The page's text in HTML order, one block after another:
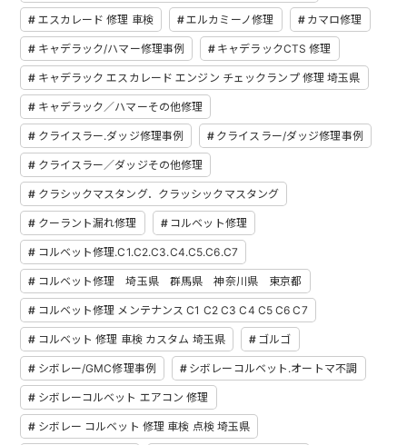
エスカレード 修理 車検 エルカミーノ修理 カマロ修理
キャデラック/ハマー修理事例 キャデラックCTS 修理
キャデラック エスカレード エンジン チェックランプ 修理 埼玉県
キャデラック／ハマーその他修理
クライスラー.ダッジ修理事例 クライスラー/ダッジ修理事例
クライスラー／ダッジその他修理
クラシックマスタング．クラッシックマスタング
クーラント漏れ修理 コルベット修理
コルベット修理.C1.C2.C3.C4.C5.C6.C7
コルベット修理 埼玉県 群馬県 神奈川県 東京都
コルベット修理 メンテナンス C1 C2 C3 C4 C5 C6 C7
コルベット 修理 車検 カスタム 埼玉県 ゴルゴ
シボレー/GMC修理事例 シボレーコルベット.オートマ不調
シボレーコルベット エアコン 修理
シボレー コルベット 修理 車検 点検 埼玉県